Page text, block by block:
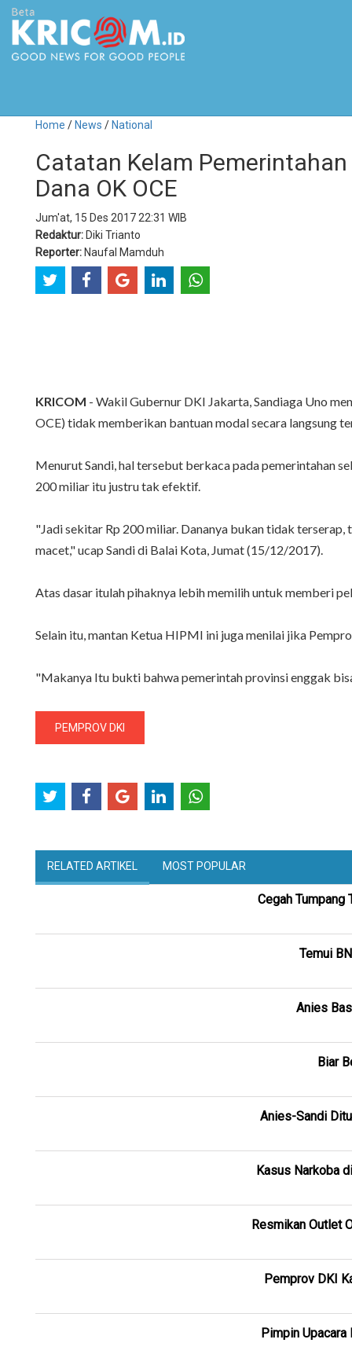
Home / News / National
Catatan Kelam
Dana OK OCE
Jum'at, 15 Des 2017 22:31 WIB
Redaktur: Diki Trianto
Reporter: Naufal Mamduh
KRICOM - Wakil Gubernur DKI Jakarta, Sandiaga Uno
OCE) tidak memberikan bantuan modal secara langsung
Menurut Sandi, hal tersebut berkaca pada pemerintahan
200 miliar itu justru tak efektif.
"Jadi sekitar Rp 200 miliar. Dananya bukan tidak
macet," ucap Sandi di Balai Kota, Jumat (15/12/2017).
Atas dasar itulah pihaknya lebih memilih untuk memberi
Selain itu, mantan Ketua HIPMI ini juga menilai jika
"Makanya Itu bukti bahwa pemerintah provinsi enggak
PEMPROV DKI
RELATED ARTIKEL MOST POPULAR
Cegah Tumpang
Temui
Anies
Biar
Anies-Sandi
Kasus Narkoba
Resmikan Outlet
Pemprov DKI
Pimpin